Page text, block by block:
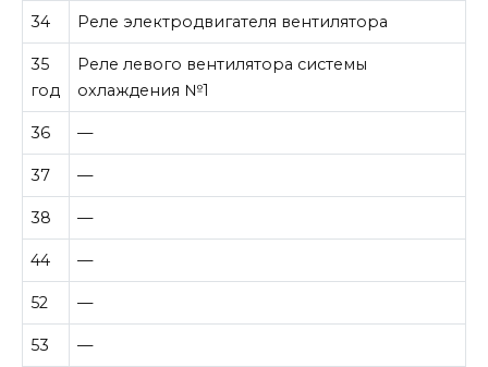
34 Реле электродвигателя вентилятора
35
год
Реле левого вентилятора системы
охлаждения №1
36 —
37 —
38 —
44 —
52 —
53 —